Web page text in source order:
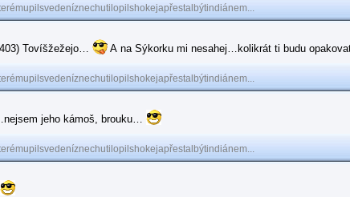
Tovíšžežejo… A na Sýkorku mi nesahej…kolikrát ti budu
jeho kámoš, brouku…